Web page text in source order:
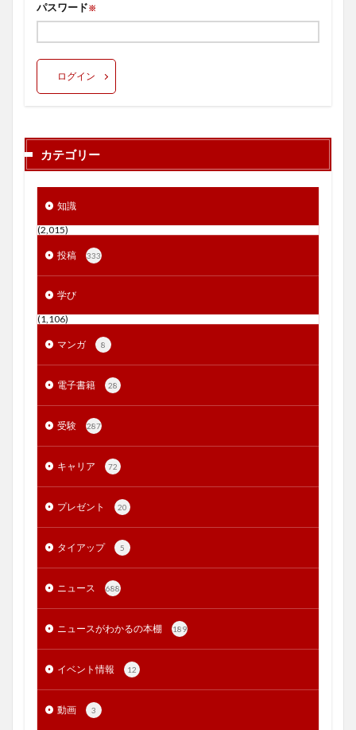
パスワード※
ログイン
カテゴリー
知識
(2,015)
投稿 333
学び
(1,106)
マンガ 8
電子書籍 28
受験 287
キャリア 72
プレゼント 20
タイアップ 5
ニュース 688
ニュースがわかるの本棚 189
イベント情報 12
動画 3